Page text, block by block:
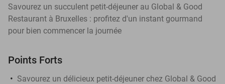
Savourez un succulent petit-déjeuner au Global & Good
Restaurant à Bruxelles : profitez d'un instant gourmand
pour bien commencer la journée
Points Forts
Savourez un délicieux petit-déjeuner chez Global & Good